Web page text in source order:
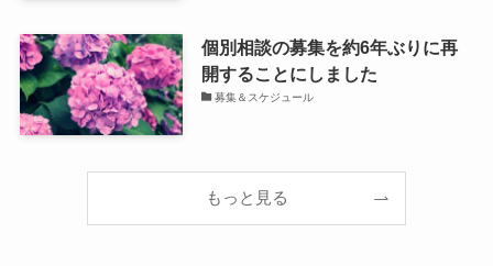
個別相談の募集を約6年ぶりに再
開することにしました
募集＆スケジュール
もっと見る